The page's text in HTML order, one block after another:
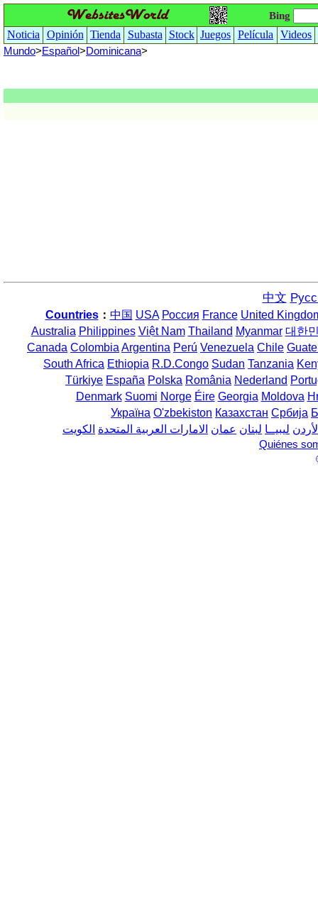
Bing
Noticia Opinión Tienda Subasta Stock Juegos Película Videos
Mundo>Español>Dominicana>
中文
Countries： 中国 USA Россия France United
Australia Philippines Việt Nam Thailand Myanmar 대한
Canada Colombia Argentina Perú Venezuela Chile
South Africa Ethiopia R.D.Congo Sudan Tanzania
Türkiye España Polska România Nederland
Denmark Suomi Norge Éire Georgia Moldova
Україна O'zbekiston Казахстан Србија
ليبيــا لبنان عمان الامارات العربية المتحدة الكويت
Quiénes